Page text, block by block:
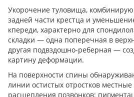
Укорочение туловища,
задней части крестца и
кпереди, характерно для
складки — одна поперечная в
другая подвздошно-реберная —
картину деформации.
На поверхности спины
линии остистых отростков
расщепления позвонков: